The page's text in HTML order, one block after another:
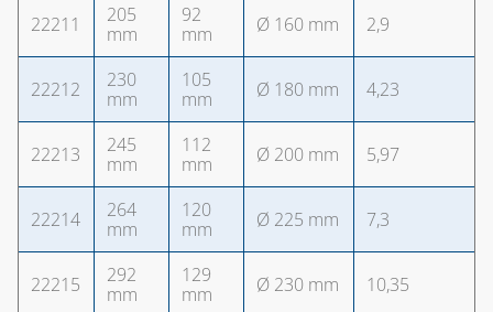
22211
205
mm
92
mm
Ø 160 mm 2,9
22212
230
mm
105
mm
Ø 180 mm 4,23
22213
245
mm
112
mm
Ø 200 mm 5,97
22214
264
mm
120
mm
Ø 225 mm 7,3
22215
292
mm
129
mm
Ø 230 mm 10,35